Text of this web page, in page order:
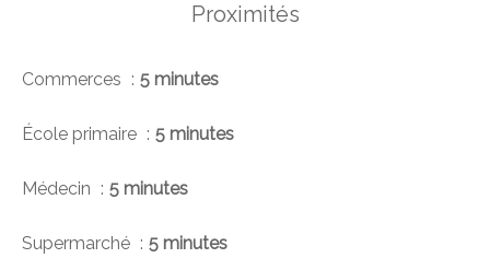
Proximités
Commerces 5 minutes
École primaire 5 minutes
Médecin 5 minutes
Supermarché 5 minutes